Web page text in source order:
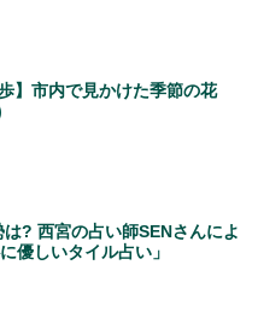
】市内で見かけた季節の花
? 西宮の占い師SENさんによ
優しいタイル占い」